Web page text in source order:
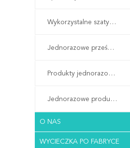
Wykorzystalne szaty kimono
Jednorazowe prześcieradła
Produkty jednorazowego użytku w szpitalu
Jednorazowe produkty do salonu
O NAS
WYCIECZKA PO FABRYCE